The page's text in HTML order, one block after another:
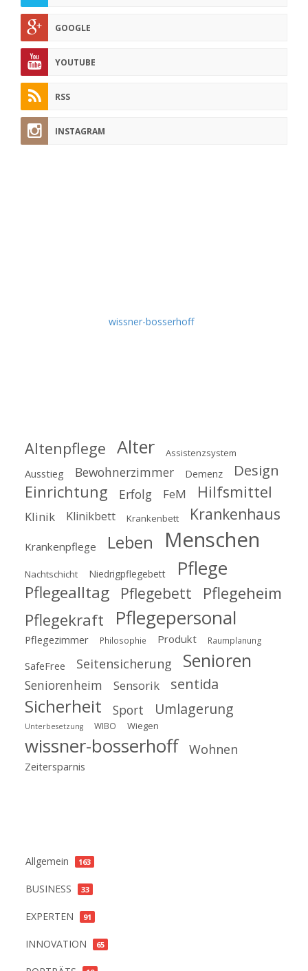
GOOGLE
YOUTUBE
RSS
INSTAGRAM
wissner-bosserhoff
Altenpflege Alter Assistenzsystem
Ausstieg Bewohnerzimmer Demenz Design
Einrichtung Erfolg FeM Hilfsmittel
Klinik Klinikbett Krankenbett Krankenhaus
Krankenpflege Leben Menschen
Nachtschicht Niedrigpflegebett Pflege
Pflegealltag Pflegebett
Pflegeheim
Pflegekraft
Pflegepersonal
Pflegezimmer Philosophie Produkt Raumplanung
SafeFree Seitensicherung Senioren
Seniorenheim Sensorik sentida
Sicherheit Sport Umlagerung
Unterbesetzung WIBO Wiegen
wissner-bosserhoff Wohnen
Zeitersparnis
Allgemein 163
BUSINESS 33
EXPERTEN 91
INNOVATION 65